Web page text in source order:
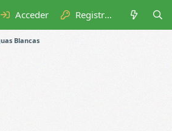
Acceder Registrarse
Blancas